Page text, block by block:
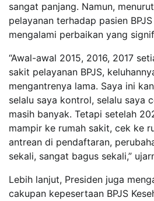
sangat panjang. Namun,
pelayanan terhadap pasien
mengalami perbaikan yang
“Awal-awal 2015, 2016, 2017
sakit pelayanan BPJS,
mengantrenya lama. Saya ini
selalu saya kontrol, selalu saya
masih banyak. Tetapi setelah
mampir ke rumah sakit, cek ke
antrean di pendaftaran,
sekali, sangat bagus sekali,”
Lebih lanjut, Presiden juga
cakupan kepesertaan BPJS